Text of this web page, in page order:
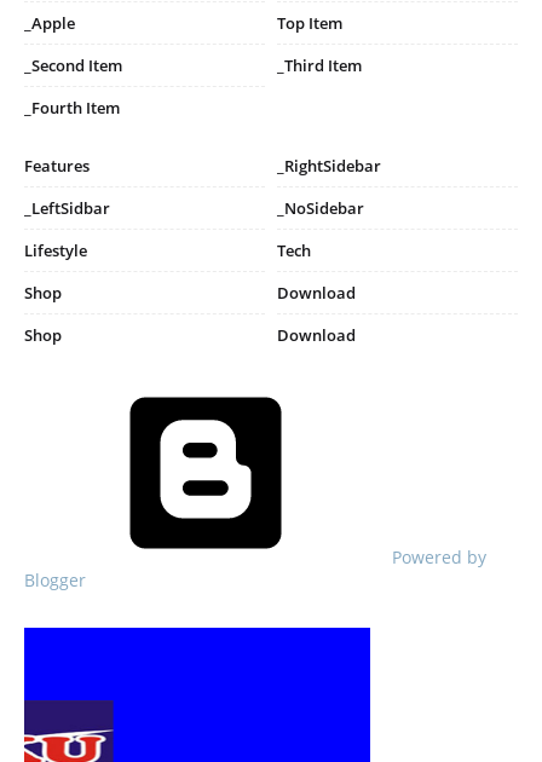
_Apple
Top Item
_Second Item
_Third Item
_Fourth Item
Features
_RightSidebar
_LeftSidbar
_NoSidebar
Lifestyle
Tech
Shop
Download
Shop
Download
Powered by
Blogger